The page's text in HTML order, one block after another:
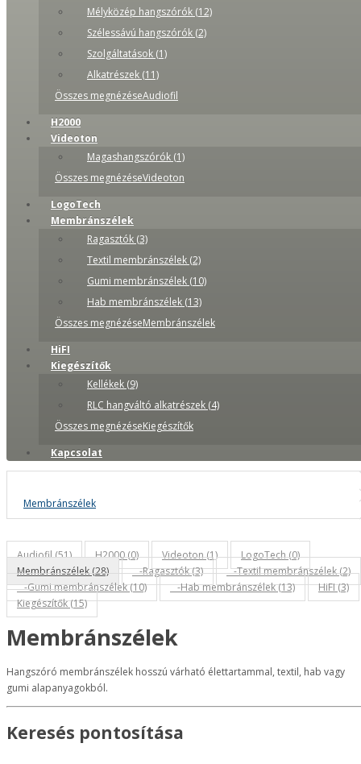
Mélyközép hangszórók (12)
Szélessávú hangszórók (2)
Szolgáltatások (1)
Alkatrészek (11)
Összes megnézéseAudiofil
H2000
Videoton
Magashangszórók (1)
Összes megnézéseVideoton
LogoTech
Membránszélek
Ragasztók (3)
Textil membránszélek (2)
Gumi membránszélek (10)
Hab membránszélek (13)
Összes megnézéseMembránszélek
HiFI
Kiegészítők
Kellékek (9)
RLC hangváltó alkatrészek (4)
Összes megnézéseKiegészítők
Kapcsolat
Membránszélek
Audiofil (51) H2000 (0) Videoton (1)
LogoTech (0)
Membránszélek (28)
-Ragasztók (3)
-Textil membránszélek (2)
-Gumi membránszélek (10)
-Hab membránszélek (13)
HiFI (3)
Kiegészítők (15)
Membránszélek
Hangszóró membránszélek hosszú várható élettartammal, textil, hab vagy
gumi alapanyagokból.
Keresés pontosítása